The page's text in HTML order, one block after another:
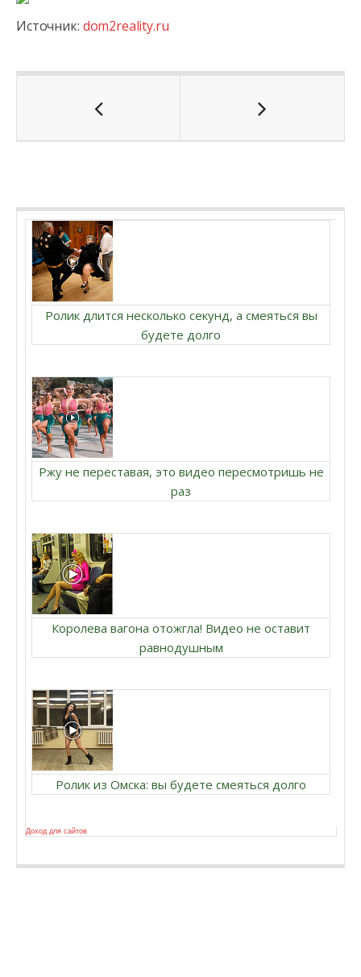
Источник: dom2reality.ru
Ролик длится несколько секунд, а смеяться вы
будете долго
Ржу не переставая, это видео пересмотришь не
раз
Королева вагона отожгла! Видео не оставит
равнодушным
Ролик из Омска: вы будете смеяться долго
Доход для сайтов